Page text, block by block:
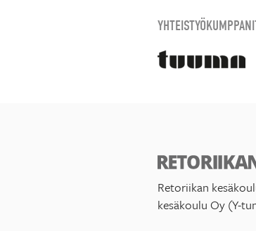
Retoriikan
kesäkoulu Oy (Y-